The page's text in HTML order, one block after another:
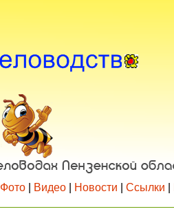
Фото Видео Новости Ссылки